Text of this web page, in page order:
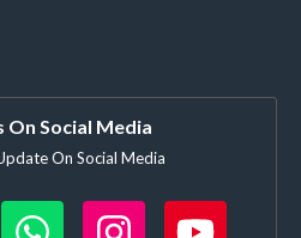
On Social Media
On Social Media